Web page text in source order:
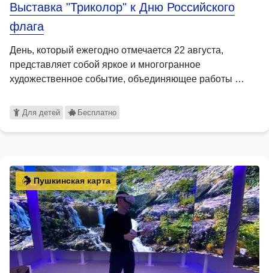
Выставка "Триколор" к Дню Российского
флага
День, который ежегодно отмечается 22 августа,
представляет собой яркое и многогранное
художественное событие, объединяющее работы …
Для детей Бесплатно
Пушкинская карта